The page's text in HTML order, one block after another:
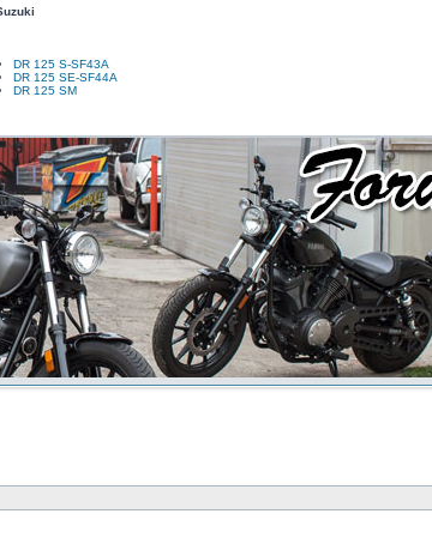
DR 125 S-SF43A
DR 125 SE-SF44A
DR 125 SM